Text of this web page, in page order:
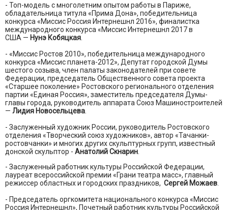
- Топ-модель с многолетним опытом работы в Париже,
обладательница титула «Прима Дона», победительница
конкурса «Миссис Россия Интернешнл 2016», финалистка
международного конкурса «Миссис Интернешнл 2017 в
США — Нунэ Кобяцкая
- «Миссис Ростов 2010», победительница международного
конкурса «Миссис планета-2012», Депутат городской Думы
шестого созыва, член палаты законодателей при совете
Федерации, председатель Общественного совета проекта
«Старшее поколение» Ростовского регионального отделения
партии «Единая Россия», заместитель председателя Думы-
главы города, руководитель аппарата Союз Машиностроителей
— Лидия Новосельцева
- Заслуженный художник России, руководитель Ростовского
отделения «Творческий союз художников», автор «Тачанки-
ростовчанки» и многих других скульптурных групп, известный
донской скульптор - Анатолий Скнарин
- Заслуженный работник культуры Российской Федерации,
лауреат всероссийской премии «Грани театра масс», главный
режиссер областных и городских праздников, Сергей Можаев
- Председатель оргкомитета национального конкурса «Миссис
Россия Интернешнл», Почетный работник культуры Российской